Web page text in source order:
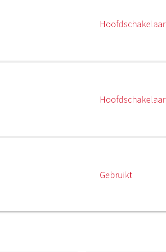
Hoofdschakelaar
Hoofdschakelaar
Gebruikt